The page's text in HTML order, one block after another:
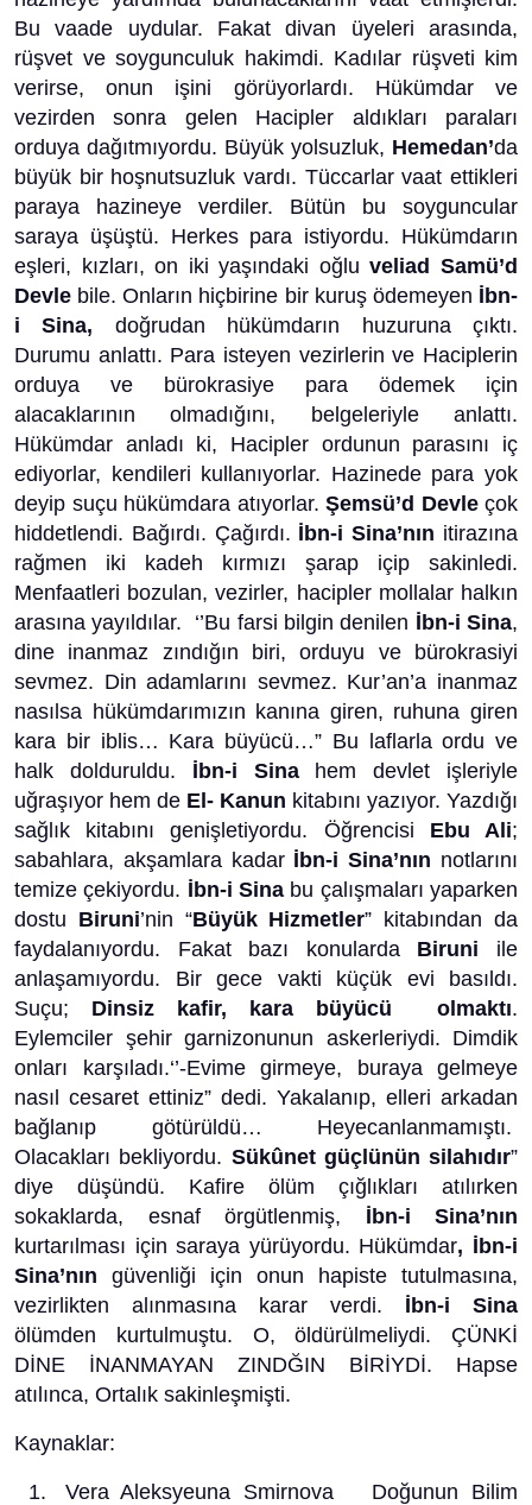
Bu vaade uydular. Fakat divan üyeleri arasında,
rüşvet ve soygunculuk hakimdi. Kadılar rüşveti kim
verirse, onun işini görüyorlardı. Hükümdar ve
vezirden sonra gelen Hacipler aldıkları paraları
orduya dağıtmıyordu. Büyük yolsuzluk, Hemedan’da
büyük bir hoşnutsuzluk vardı. Tüccarlar vaat ettikleri
paraya hazineye verdiler. Bütün bu soyguncular
saraya üşüştü. Herkes para istiyordu. Hükümdarın
eşleri, kızları, on iki yaşındaki oğluveliad Samü’d
Devle bile. Onların hiçbirine bir kuruş ödemeyen İbn-
i Sina, doğrudan hükümdarın huzuruna çıktı.
Durumu anlattı. Para isteyen vezirlerin ve Haciplerin
orduya ve bürokrasiye para ödemek için
alacaklarının olmadığını, belgeleriyle anlattı.
Hükümdar anladı ki, Hacipler ordunun parasını iç
ediyorlar, kendileri kullanıyorlar. Hazinede para yok
deyip suçu hükümdara atıyorlar.Şemsü’d Devleçok
hiddetlendi. Bağırdı. Çağırdı. İbn-i Sina’nın itirazına
rağmen iki kadeh kırmızı şarap içip sakinledi.
Menfaatleri bozulan, vezirler, hacipler mollalar halkın
arasına yayıldılar. ‘’Bu farsi bilgin denilen İbn-i Sina,
dine inanmaz zındığın biri, orduyu ve bürokrasiyi
sevmez. Din adamlarını sevmez. Kur’an’a inanmaz
nasılsa hükümdarımızın kanına giren, ruhuna giren
kara bir iblis… Kara büyücü…” Bu laflarla ordu ve
halk dolduruldu. İbn-i Sinahem devlet işleriyle
uğraşıyor hem de El- Kanun kitabını yazıyor. Yazdığı
sağlık kitabını genişletiyordu. Öğrencisi Ebu Ali;
sabahlara, akşamlara kadar İbn-i Sina’nın notlarını
temize çekiyordu. İbn-i Sina bu çalışmaları yaparken
dostu Biruni’nin “Büyük Hizmetler” kitabından da
faydalanıyordu. Fakat bazı konularda Biruni ile
anlaşamıyordu. Bir gece vakti küçük evi basıldı.
Suçu; Dinsiz kafir, kara büyücü olmaktı.
Eylemciler şehir garnizonunun askerleriydi. Dimdik
onları karşıladı.‘’-Evime girmeye, buraya gelmeye
nasıl cesaret ettiniz” dedi. Yakalanıp, elleri arkadan
bağlanıp götürüldü… Heyecanlanmamıştı.
Olacakları bekliyordu. Sükûnet güçlünün silahıdır”
diye düşündü. Kafire ölüm çığlıkları atılırken
sokaklarda, esnaf örgütlenmiş, İbn-i Sina’nın
kurtarılması için saraya yürüyordu. Hükümdar, İbn-i
Sina’nın güvenliği için onun hapiste tutulmasına,
vezirlikten alınmasına karar verdi. İbn-i Sina
ölümden kurtulmuştu. O, öldürülmeliydi. ÇÜNKİ
DİNE İNANMAYAN ZINDĞIN BİRİYDİ. Hapse
atılınca, Ortalık sakinleşmişti.
Kaynaklar:
Vera Aleksyeuna Smirnova Doğunun Bilim